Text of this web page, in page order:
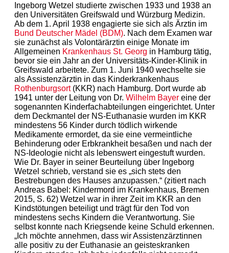
Ingeborg Wetzel studierte zwischen 1933 und 1938 an
den Universitäten Greifswald und Würzburg Medizin.
Ab dem 1. April 1938 engagierte sie sich als Ärztin im
Bund Deutscher Mädel (BDM). Nach dem Examen war
sie zunächst als Volontärärztin einige Monate im
Allgemeinen Krankenhaus St. Georg in Hamburg tätig,
bevor sie ein Jahr an der Universitäts-Kinder-Klinik in
Greifswald arbeitete. Zum 1. Juni 1940 wechselte sie
als Assistenzärztin in das Kinderkrankenhaus
Rothenburgsort(KKR) nach Hamburg. Dort wurde ab
1941 unter der Leitung von Dr. Wilhelm Bayer eine der
sogenannten Kinderfachabteilungen eingerichtet. Unter
dem Deckmantel der NS-Euthanasie wurden im KKR
mindestens 56 Kinder durch tödlich wirkende
Medikamente ermordet, da sie eine vermeintliche
Behinderung oder Erbkrankheit besaßen und nach der
NS-Ideologie nicht als lebenswert eingestuft wurden.
Wie Dr. Bayer in seiner Beurteilung über Ingeborg
Wetzel schrieb, verstand sie es „sich stets den
Bestrebungen des Hauses anzupassen.“ (zitiert nach
Andreas Babel: Kindermord im Krankenhaus, Bremen
2015, S. 62) Wetzel war in ihrer Zeit im KKR an den
Kindstötungen beteiligt und trägt für den Tod von
mindestens sechs Kindern die Verantwortung. Sie
selbst konnte nach Kriegsende keine Schuld erkennen.
„Ich möchte annehmen, dass wir Assistenzärztinnen
alle positiv zu der Euthanasie an geisteskranken